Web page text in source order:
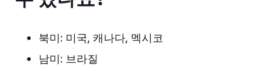
북미: 미국, 캐나다, 멕시코
남미: 브라질